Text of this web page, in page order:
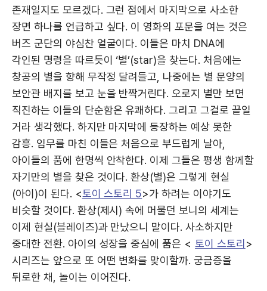
존재일지도 모르겠다. 그런 점에서 마지막으로 사소한
장면 하나를 언급하고 싶다. 이 영화의 포문을 여는 것은
버즈 군단의 야심찬 얼굴이다. 이들은 마치 DNA에
각인된 명령을 따르듯이 ‘별’(star)을 찾는다. 처음에는
창공의 별을 향해 무작정 달려들고, 나중에는 별 문양의
보안관 배지를 보고 눈을 반짝거린다. 오로지 별만 보면
직진하는 이들의 단순함은 유쾌하다. 그리고 그걸로 끝일
거라 생각했다. 하지만 마지막에 등장하는 예상 못한
감흥. 임무를 마친 이들은 처음으로 부드럽게 날아,
아이들의 품에 한명씩 안착한다. 이제 그들은 평생 함께할
자기만의 별을 찾은 것이다. 환상(별)은 그렇게 현실
(아이)이 된다. <토이 스토리 5>가 하려는 이야기도
비슷할 것이다. 환상(제시) 속에 머물던 보니의 세계는
이제 현실(블레이즈)과 만났으니 말이다. 사소하지만
중대한 전환. 아이의 성장을 중심에 품은 < 토이 스토리>
시리즈는 앞으로 또 어떤 변화를 맞이할까. 궁금증을
뒤로한 채, 놀이는 이어진다.